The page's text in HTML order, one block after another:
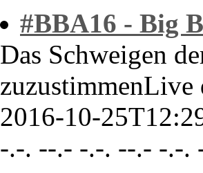
#BBA16 - Big
Das Schweigen
zuzustimmenLive
2016-10-
-.-. --.- -.-. --.- -.-.